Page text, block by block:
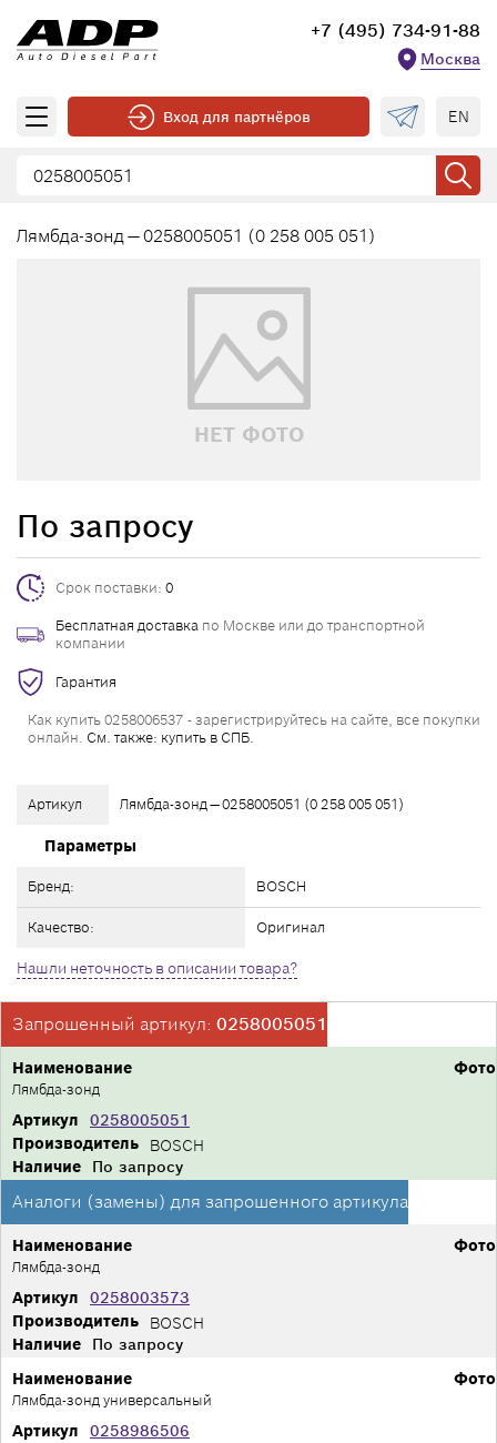
+7 (495) 734-91-88
Москва
Вход для партнёров EN
Лямбда-зонд — 0258005051 (0 258 005 051)
НЕТ ФОТО
Артикул Лямбда-зонд — 0258005051 (0 258 005 051)
Параметры
Бренд: BOSCH
Качество: Оригинал
Нашли неточность в описании товара?
По запросу
Срок поставки: 0
Бесплатная доставка по Москве или до транспортной
компании
Гарантия
Как купить 0258006537 - зарегистрируйтесь на сайте, все покупки
онлайн. См. также: купить в СПБ.
Запрошенный артикул: 0258005051
Фото
Производитель BOSCH
Артикул 0258005051
Наименование
Лямбда-зонд
Наличие По запросу
Аналоги (замены) для запрошенного артикула
Фото
Производитель BOSCH
Артикул 0258003573
Наименование
Лямбда-зонд
Наличие
По запросу
Фото
Артикул 0258986506
Наименование
Лямбда-зонд универсальный